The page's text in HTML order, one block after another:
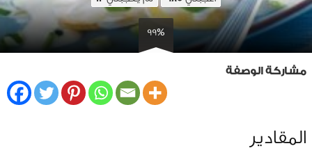
99%
مشاركة الوصفة
المقادير